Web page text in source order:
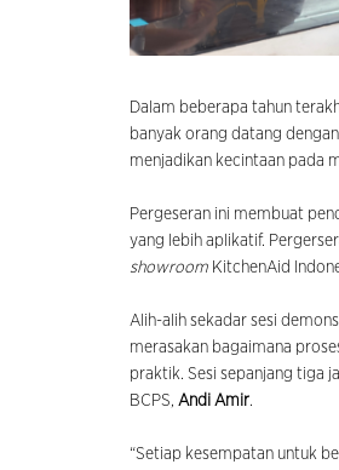
Dalam beberapa tahun
banyak orang datang
menjadikan kecintaan pada
Pergeseran ini membuat
yang lebih aplikatif.
showroom KitchenAid
Alih-alih sekadar sesi
merasakan bagaimana
praktik. Sesi sepanjang tiga
BCPS, Andi Amir.
“Setiap kesempatan untuk